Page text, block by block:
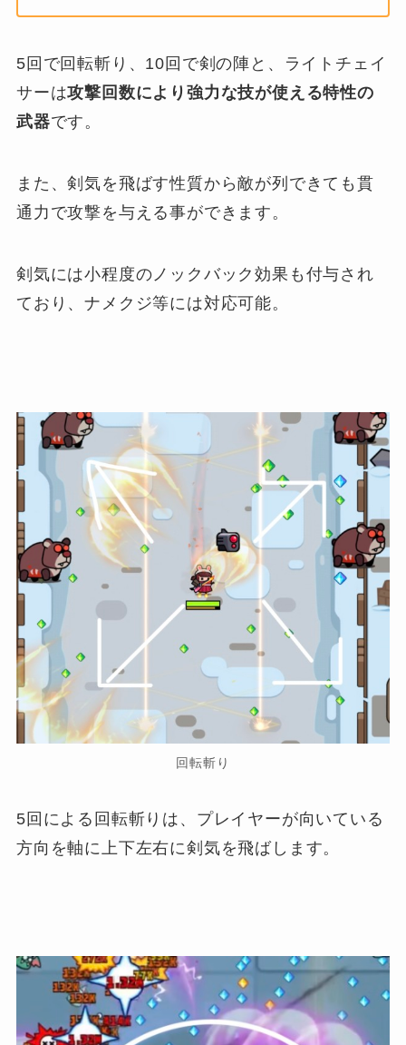
5回で回転斬り、10回で剣の陣と、ライトチェイ
サーは攻撃回数により強力な技が使える特性の
武器です。
また、剣気を飛ばす性質から敵が列できても貫
通力で攻撃を与える事ができます。
剣気には小程度のノックバック効果も付与され
ており、ナメクジ等には対応可能。
回転斬り
5回による回転斬りは、プレイヤーが向いている
方向を軸に上下左右に剣気を飛ばします。